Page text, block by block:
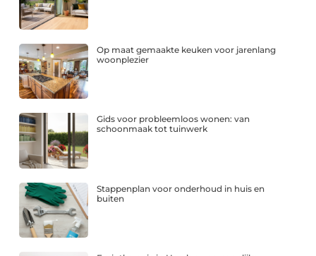
Op maat gemaakte keuken voor jarenlang
woonplezier
Gids voor probleemloos wonen: van
schoonmaak tot tuinwerk
Stappenplan voor onderhoud in huis en
buiten